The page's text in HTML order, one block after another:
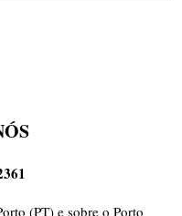
(PT) e sobre o Porto